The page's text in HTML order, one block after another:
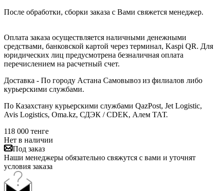
После обработки, сборки заказа с Вами свяжется менеджер.
Оплата заказа осуществляется наличными денежными
средствами, банковской картой через терминал, Kaspi QR. Для
юридических лиц предусмотрена безналичная оплата
перечислением на расчетный счет.
Доставка - По городу Астана Самовывоз из филиалов либо
курьерскими службами.
По Казахстану курьерскими службами QazPost, Jet Logistic,
Avis Logistics, Oma.kz, СДЭК / CDEK, Алем ТАТ.
118 000 тенге
Нет в наличии
Под заказ
Наши менеджеры обязательно свяжутся с вами и уточнят
условия заказа